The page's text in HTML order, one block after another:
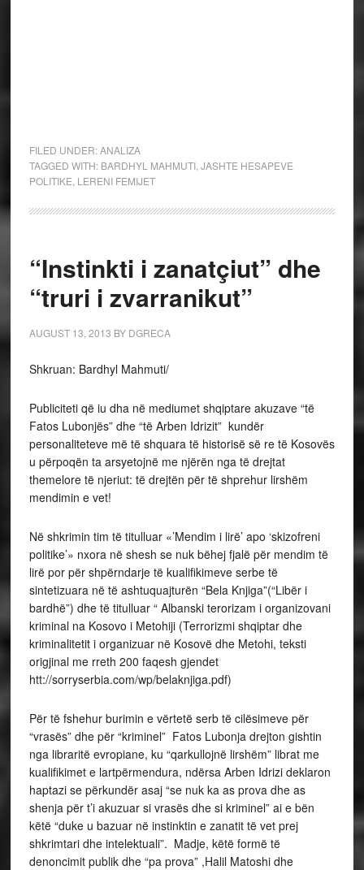
FILED UNDER:ANALIZA
TAGGED WITH: BARDHYL MAHMUTI, JASHTE HESAPEVE
POLITIKE LERENI FEMIJET
“Instinkti i zanatçiut” dhe
“truri i zvarranikut”
AUGUST 13, 2013 BY DGRECA
Shkruan: Bardhyl Mahmuti/
Publiciteti që iu dha në mediumet shqiptare akuzave “të
Fatos Lubonjës” dhe “të Arben Idrizit” kundër
personaliteteve më të shquara të historisë së re të Kosovës
u përpoqën ta arsyetojnë me njërën nga të drejtat
themelore të njeriut: të drejtën për të shprehur lirshëm
mendimin e vet!
Në shkrimin tim të titulluar «’Mendim i lirë’ apo ‘skizofreni
politike’» nxora në shesh se nuk bëhej fjalë për mendim të
lirë por për shpërndarje të kualifikimeve serbe të
sintetizuara në të ashtuquajturën “Bela Knjiga”(“Libër i
bardhë”) dhe të titulluar “ Albanski terorizam i organizovani
kriminal na Kosovo i Metohiji (Terrorizmi shqiptar dhe
kriminalitetit i organizuar në Kosovë dhe Metohi, teksti
origjinal me rreth 200 faqesh gjendet
htt://sorryserbia.com/wp/belaknjiga.pdf)
Për të fshehur burimin e vërtetë serb të cilësimeve për
“vrasës” dhe për “kriminel” Fatos Lubonja drejton gishtin
nga libraritë evropiane, ku “qarkullojnë lirshëm” librat me
kualifikimet e lartpërmendura, ndërsa Arben Idrizi deklaron
haptazi se përkundër asaj “se nuk ka as prova dhe as
shenja për t’i akuzuar si vrasës dhe si kriminel” ai e bën
këtë “duke u bazuar në instinktin e zanatit të vet prej
shkrimtari dhe intelektuali”. Madje, këtë formë të
denoncimit publik dhe “pa prova” ,Halil Matoshi dhe